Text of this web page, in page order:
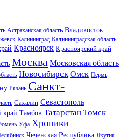
Астраханская область Владивосток
Калининград Калининградская область
Красноярск Красноярский край
Москва Московская область
Новосибирск Омск Пермь
Рязань Санкт-
Сахалин Севастополь
край Тамбов Татарстан Томск
Уфа Хроники
Чеченская Республика Якутия